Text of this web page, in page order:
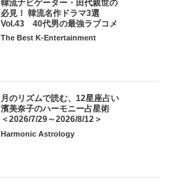
韓流ナビゲーター・田代親世の
必見！ 韓流名作ドラマ3選
Vol.43 40代男の最強ラブコメ
The Best K-Entertainment
月のリズムで読む、12星座占い
濱美奈子のハーモニー占星術
＜2026/7/29～2026/8/12＞
Harmonic Astrology